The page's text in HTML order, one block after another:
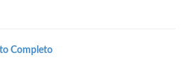
Completo